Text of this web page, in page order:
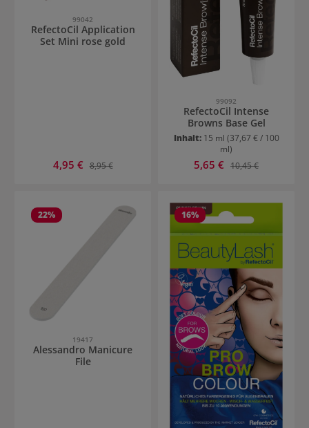
99042
RefectoCil Application
Set Mini rose gold
Verkaufspreis:
4,95 € Regulärer Preis:
8,95 €
99092
RefectoCil Intense
Browns Base Gel
Inhalt: 15 ml (37,67 € / 100
ml)
Verkaufspreis:
5,65 € Regulärer Preis:
10,45 €
22%
19417
Alessandro Manicure
File
16%